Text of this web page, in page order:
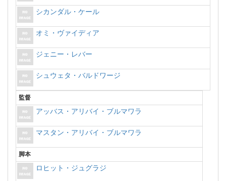
シカンダル・ケール
オミ・ヴァイディア
ジェニー・レバー
シュウェタ・バルドワージ
監督
アッバス・アリバイ・ブルマワラ
マスタン・アリバイ・ブルマワラ
脚本
ロヒット・ジュグラジ